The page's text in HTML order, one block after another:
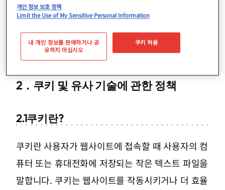
접수 시간: 오전 9시부터 오후 5시 30분까지
2． 쿠키 및 유사 기술에 관한 정책
2.1쿠키란?
쿠키란 사용자가 웹사이트에 접속할 때 사용자의 컴
퓨터 또는 휴대전화에 저장되는 작은 텍스트 파일을
말합니다. 쿠키는 웹사이트를 작동시키거나 더 효율
개인 정보 보호 정책
Limit the Use of My Sensitive Personal Information
내 개인 정보를 판매하거나 공
유하지 마십시오
쿠키 허용